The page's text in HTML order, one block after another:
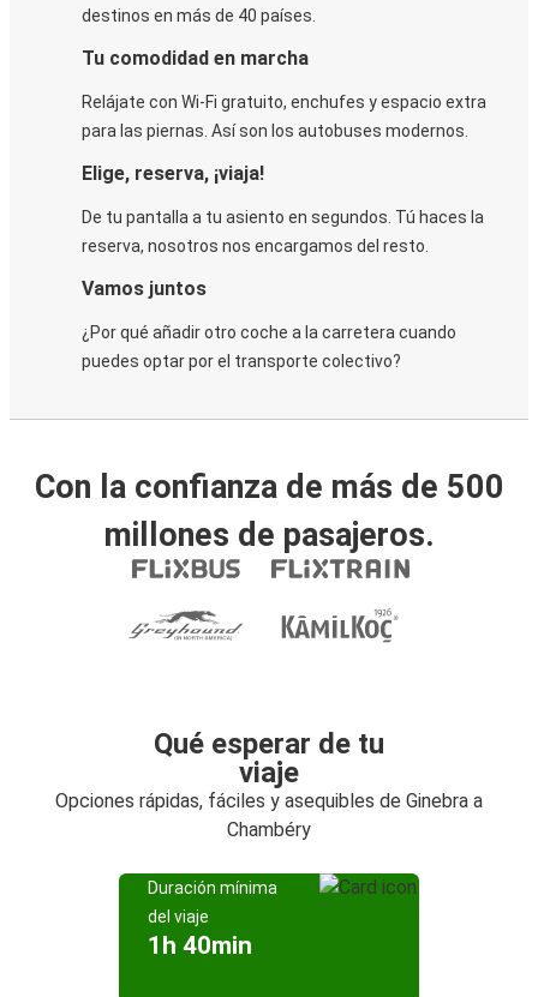
destinos en más de 40 países.
Tu comodidad en marcha
Relájate con Wi-Fi gratuito, enchufes y espacio extra
para las piernas. Así son los autobuses modernos.
Elige, reserva, ¡viaja!
De tu pantalla a tu asiento en segundos. Tú haces la
reserva, nosotros nos encargamos del resto.
Vamos juntos
¿Por qué añadir otro coche a la carretera cuando
puedes optar por el transporte colectivo?
Con la confianza de más de 500
millones de pasajeros.
Qué esperar de tu
viaje
Opciones rápidas, fáciles y asequibles de Ginebra a
Chambéry
Duración mínima
del viaje
1h 40min